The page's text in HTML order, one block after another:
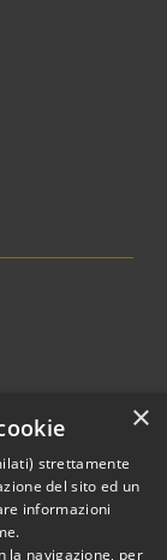
×
strettamente
del sito ed un
informazioni
la navigazione, per